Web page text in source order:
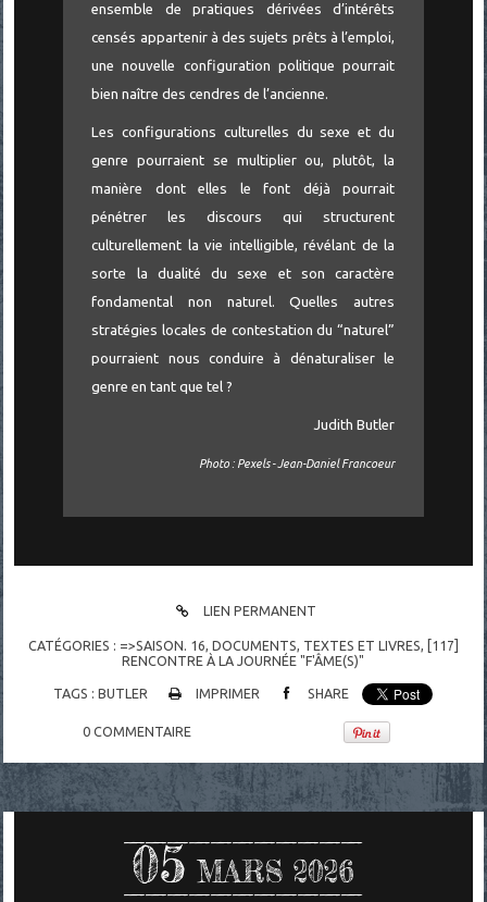
ensemble de pratiques dérivées d’intérêts
censés appartenir à des sujets prêts à l’emploi,
une nouvelle configuration politique pourrait
bien naître des cendres de l’ancienne.
Les configurations culturelles du sexe et du
genre pourraient se multiplier ou, plutôt, la
manière dont elles le font déjà pourrait
pénétrer les discours qui structurent
culturellement la vie intelligible, révélant de la
sorte la dualité du sexe et son caractère
fondamental non naturel. Quelles autres
stratégies locales de contestation du “naturel”
pourraient nous conduire à dénaturaliser le
genre en tant que tel ?
Judith Butler
Photo : Pexels - Jean-Daniel Francoeur
LIEN PERMANENT
CATÉGORIES : =>SAISON. 16, DOCUMENTS, TEXTES ET LIVRES,
[117]
RENCONTRE À LA JOURNÉE "F'ÂME(S)"
TAGS :BUTLER IMPRIMER SHARE
0 COMMENTAIRE
05 MARS 2026